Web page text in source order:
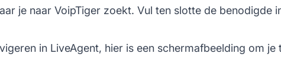
je naar VoipTiger zoekt. Vul ten slotte de benodigde
in LiveAgent, hier is een schermafbeelding om je